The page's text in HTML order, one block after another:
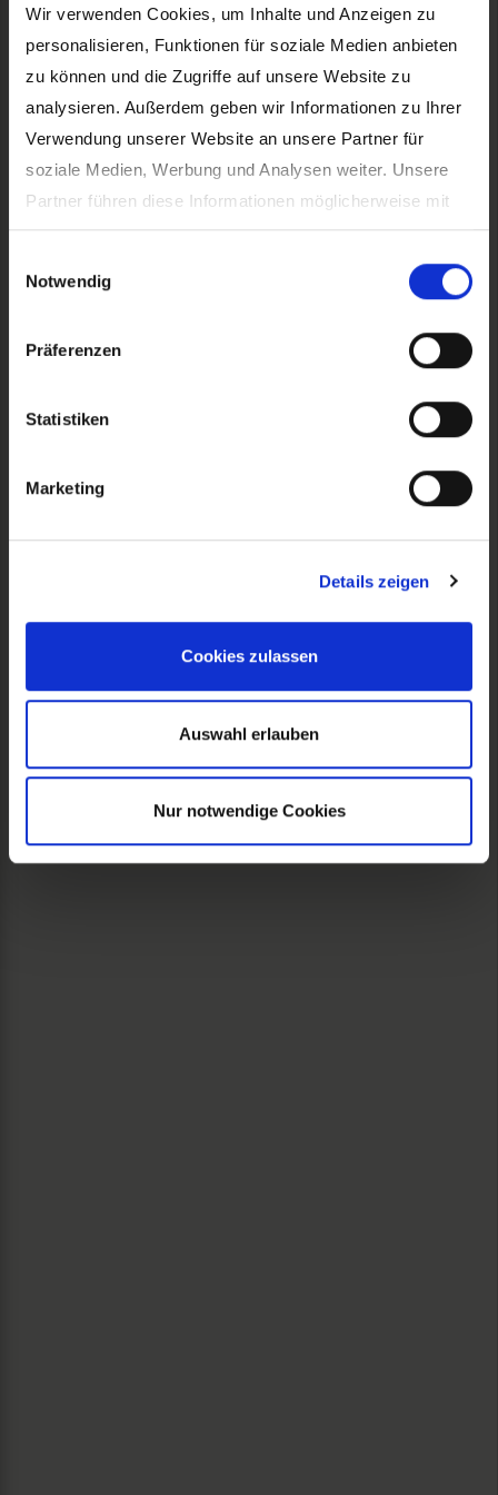
Wir verwenden Cookies, um Inhalte und Anzeigen zu
personalisieren, Funktionen für soziale Medien anbieten
zu können und die Zugriffe auf unsere Website zu
analysieren. Außerdem geben wir Informationen zu Ihrer
Verwendung unserer Website an unsere Partner für
soziale Medien, Werbung und Analysen weiter. Unsere
Partner führen diese Informationen möglicherweise mit
weiteren Daten zusammen, die Sie ihnen bereitgestellt
haben oder die sie im Rahmen Ihrer Nutzung der Dienste
gesammelt haben.
Notwendig
Präferenzen
Statistiken
Marketing
Details zeigen
Cookies zulassen
Auswahl erlauben
Nur notwendige Cookies